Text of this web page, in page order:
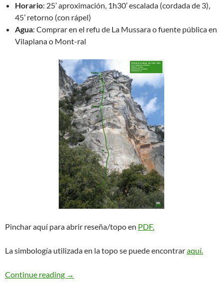
Horario: 25’ aproximación, 1h30’ escalada (cordada de 3),
45’ retorno (con rápel)
Agua: Comprar en el refu de La Mussara o fuente pública en
Vilaplana o Mont-ral
Pinchar aquí para abrir reseña/topo en PDF.
La simbología utilizada en la topo se puede encontraraquí.
Continue reading Preludi d’un dessig. La Mussara
→